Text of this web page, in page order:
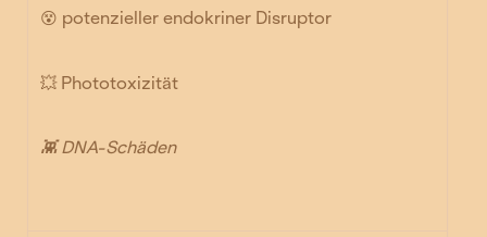
😵 potenzieller endokriner Disruptor
💥 Phototoxizität
👾DNA-Schäden